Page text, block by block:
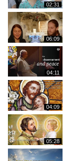
02:31
06:09
04:11
04:09
05:28